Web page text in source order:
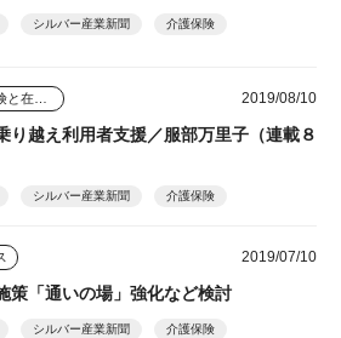
シルバー産業新聞 介護保険
2019/08/10
り越え利用者支援／服部万里子（連載８
シルバー産業新聞 介護保険
2019/07/10
策「通いの場」強化など検討
シルバー産業新聞 介護保険